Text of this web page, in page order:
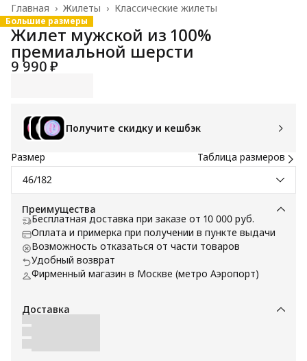
Классические жилеты
Жилеты ›
Главная ›
Большие размеры
Жилет мужской из 100%
премиальной шерсти
9 990 ₽
Получите скидку и кешбэк
Размер
Таблица размеров
46/182
Преимущества
Бесплатная доставка при заказе от 10 000 руб.
Оплата и примерка при получении в пункте выдачи
Возможность отказаться от части товаров
Удобный возврат
Фирменный магазин в Москве (метро Аэропорт)
Доставка